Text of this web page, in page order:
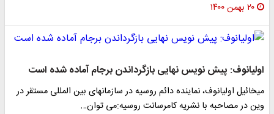
۲۰ بهمن ۱۴۰۰
اولیانوف: پیش نویس نهایی بازگرداندن برجام آماده شده است
میخائیل اولیانوف، نماینده دائم روسیه در سازمانهای بین المللی مستقر در
وین در مصاحبه با نشریه کامرسانت روسیه:می توان…